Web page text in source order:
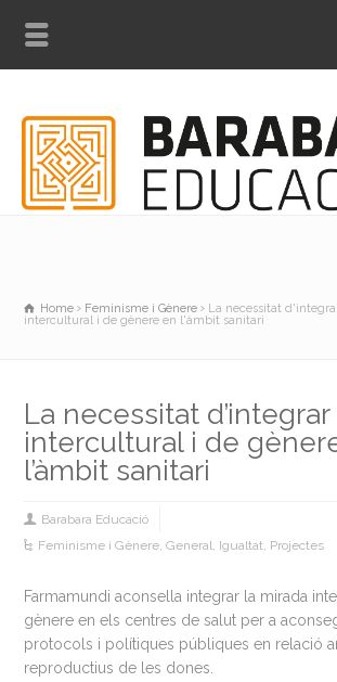
Home Feminisme i Gènere
La necessitat
intercultural i de gènere en l'àmbit sanitari
La necessitat
intercultural i de
l’àmbit sanitari
Barabara Educació
Feminisme i Gènere,General, Igualtat, Projectes
Farmamundi aconsella integrar la mirada
gènere en els centres de salut per a
protocols i polítiques públiques en relació
reproductius de les dones.